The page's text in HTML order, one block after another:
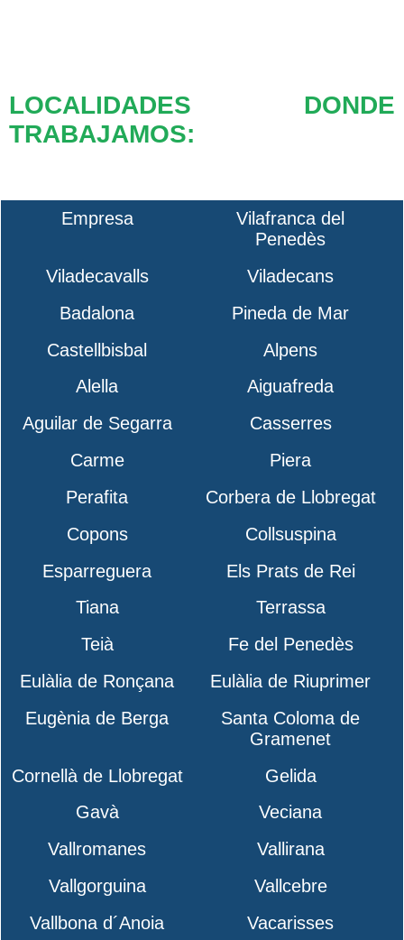
LOCALIDADES DONDE
TRABAJAMOS:
Empresa
Vilafranca del
Penedès
Viladecavalls
Viladecans
Badalona
Pineda de Mar
Castellbisbal
Alpens
Alella
Aiguafreda
Aguilar de Segarra
Casserres
Carme
Piera
Perafita
Corbera de Llobregat
Copons
Collsuspina
Esparreguera
Els Prats de Rei
Tiana
Terrassa
Teià
Fe del Penedès
Eulàlia de Ronçana
Eulàlia de Riuprimer
Eugènia de Berga
Santa Coloma de
Gramenet
Cornellà de Llobregat
Gelida
Gavà
Veciana
Vallromanes
Vallirana
Vallgorguina
Vallcebre
Vallbona d´Anoia
Vacarisses